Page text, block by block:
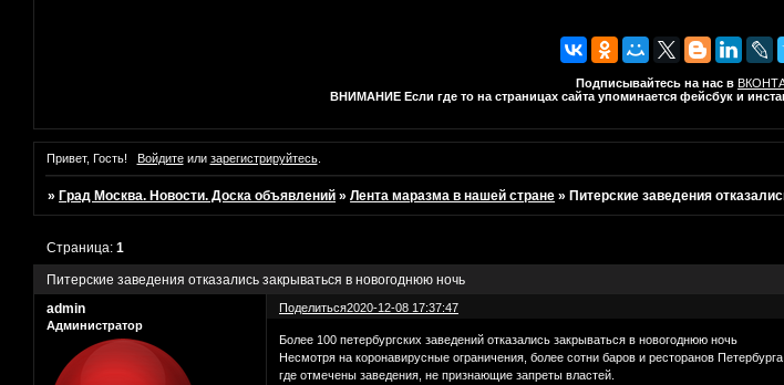
Подписывайтесь на нас в
ВНИМАНИЕ Если где то на страницах сайта упоминается фейсбук и
Привет, Гость! Войдитеили зарегистрируйтесь.
» Град Москва. Новости. Доска объявлений »Лента маразма в нашей стране » Питерские заведения
Питерские заведения отказались закрываться в новогоднюю ночь
Страница:1
Поделиться2020-12-08 17:37:47
admin
Администратор
Более 100 петербургских заведений отказались закрываться в новогоднюю ночь
Несмотря на коронавирусные ограничения, более сотни баров и ресторанов
где отмечены заведения, не признающие запреты властей.